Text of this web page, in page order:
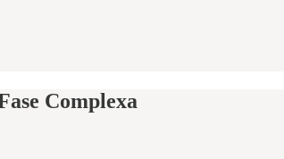
Complexa